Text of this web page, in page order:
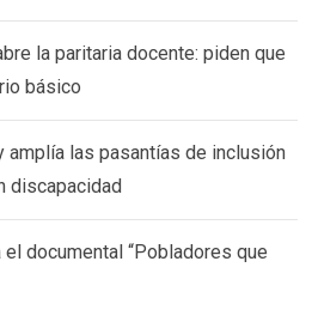
la paritaria docente: piden que
básico
amplía las pasantías de inclusión
discapacidad
documental “Pobladores que